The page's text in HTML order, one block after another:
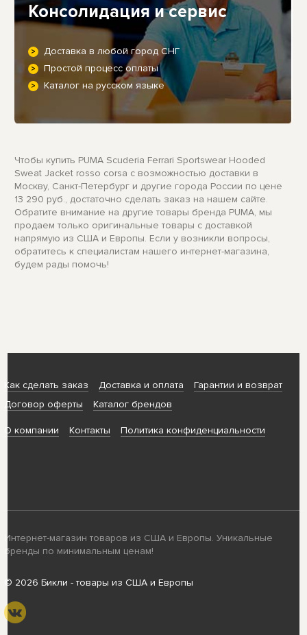
Консолидация и сервис
Доставка в любой город СНГ
Простой процесс оплаты
Каталог на русском языке
Чтобы купить PUMA Scuderia Ferrari Sportswear Hooded
Sweat Jacket rosso corsa с возможностью доставки в
Москву, Санкт-Петербург и другие города России по цене
13 290 руб., достаточно сделать заказ на нашем сайте.
Обратите внимание на другие товары бренда PUMA, мы
продаем только оригинальные товары с доставкой
напрямую из США и Европы. Если у возникли вопросы,
обратитесь к специалистам нашего интернет-магазина,
будем рады помочь!
Как сделать заказ Доставка и оплата
Гарантии и возврат
Договор оферты
Каталог брендов
О компании Контакты Политика конфиденциальности
Интернет-магазин товаров из США и Европы. Уникальные
бренды по минимальным ценам!
© 2026 Бикли - товары из США и Европы